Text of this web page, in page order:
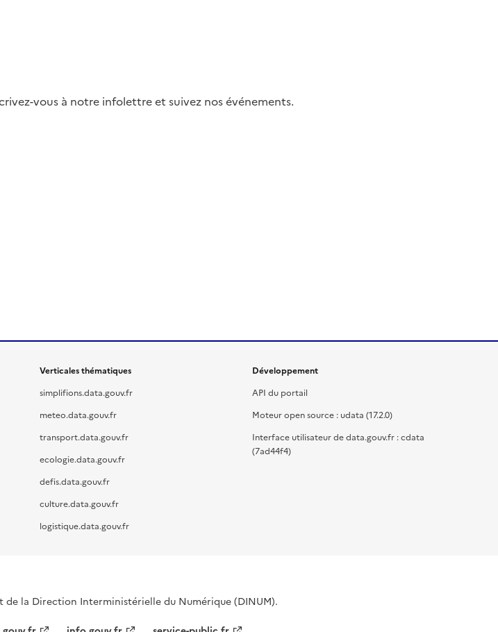
vous à notre infolettre et suivez nos événements.
Verticales thématiques
simplifions.data.gouv.fr
meteo.data.gouv.fr
transport.data.gouv.fr
ecologie.data.gouv.fr
defis.data.gouv.fr
culture.data.gouv.fr
logistique.data.gouv.fr
Développement
API du portail
Moteur open source : udata (17.2.0)
Interface utilisateur de data.gouv.fr : cdata
(7ad44f4)
de la Direction Interministérielle du Numérique (DINUM).